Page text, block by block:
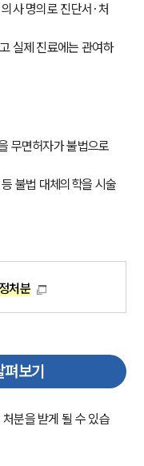
사 명의로 진단서·처
실제 진료에는 관여하
무면허자가 불법으로
불법 대체의학을 시술
처분
펴보기
분을 받게 될 수 있습